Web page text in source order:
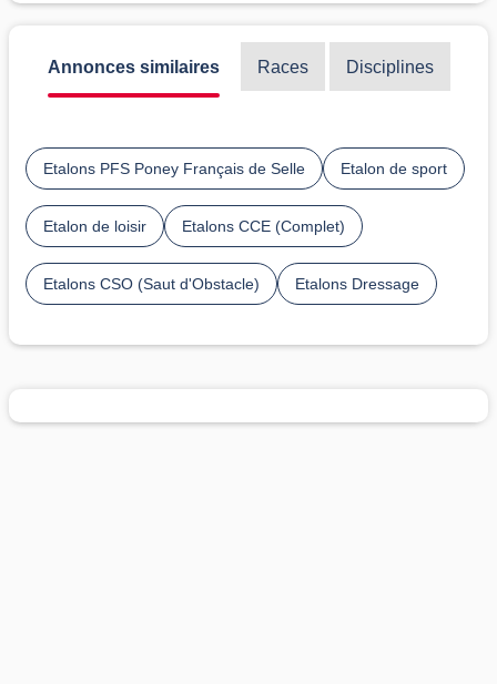
Annonces similaires Races Disciplines
Etalons PFS Poney Français de Selle Etalon de sport
Etalon de loisir Etalons CCE (Complet)
Etalons CSO (Saut d'Obstacle) Etalons Dressage